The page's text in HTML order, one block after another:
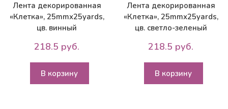
Лента декорированная
«Клетка», 25mmx25yards,
цв. винный
218.5 руб.
В корзину
Лента декорированная
«Клетка», 25mmx25yards,
цв. светло-зеленый
218.5 руб.
В корзину